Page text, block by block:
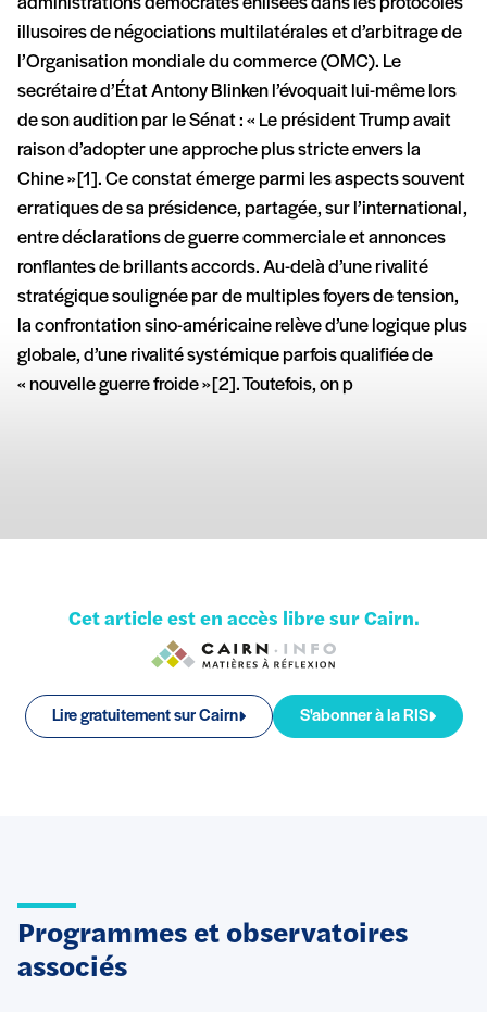
illusoires de négociations multilatérales et d’arbitrage de
l’Organisation mondiale du commerce (OMC). Le
secrétaire d’État Antony Blinken l’évoquait lui-même lors
de son audition par le Sénat : « Le président Trump avait
raison d’adopter une approche plus stricte envers la
Chine » [1]. Ce constat émerge parmi les aspects souvent
erratiques de sa présidence, partagée, sur l’international,
entre déclarations de guerre commerciale et annonces
ronflantes de brillants accords. Au-delà d’une rivalité
stratégique soulignée par de multiples foyers de tension,
la confrontation sino-américaine relève d’une logique plus
globale, d’une rivalité systémique parfois qualifiée de
« nouvelle guerre froide » [2]. Toutefois, on p
Cet article est en accès libre sur Cairn.
Lire gratuitement sur Cairn S'abonner à la RIS
Programmes et observatoires
associés